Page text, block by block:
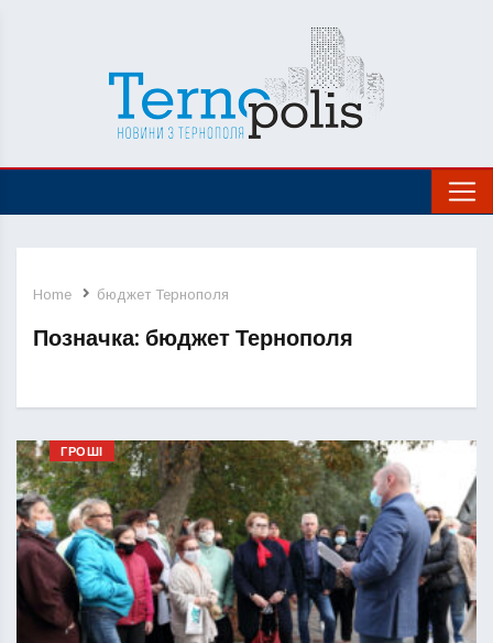
Home бюджет Тернополя
Позначка: бюджет Тернополя
ГРОШІ